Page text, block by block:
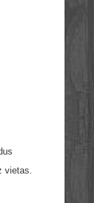
vietas.